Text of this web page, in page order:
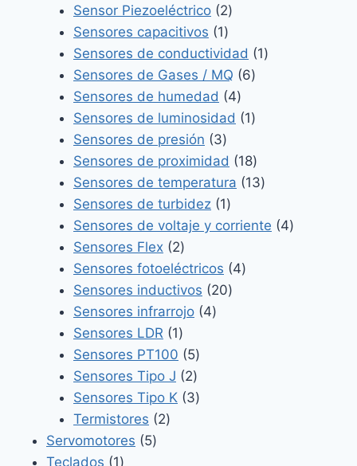
producto
Sensor Piezoeléctrico 22
productos
Sensores capacitivos 11
producto
Sensores de conductividad 11
Sensores de Gases / MQ 66
Sensores de humedad 44
productos
Sensores de luminosidad 11
Sensores de presión 33
productos
Sensores de proximidad 1818
productos
Sensores de temperatura 1313
Sensores de turbidez 11
producto
Sensores de voltaje y corriente 44
Sensores Flex 22
productos
Sensores fotoeléctricos 44
Sensores inductivos 2020
Sensores infrarrojo 44
Sensores LDR 11
producto
Sensores PT100 55
productos
Sensores Tipo J 22
productos
Sensores Tipo K 33
Termistores 22
Servomotores 55
Teclados 11